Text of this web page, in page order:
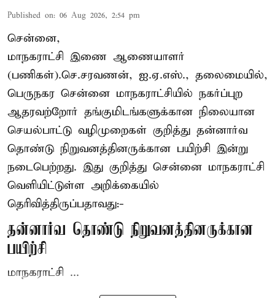
Published on: 06 Aug 2026, 2:54 pm
சென்னை,
மாநகராட்சி இணை ஆணையாளர்
(பணிகள்).செ.சரவணன், ஐ.ஏ.எஸ்., தலைமையில்,
பெருநகர சென்னை மாநகராட்சியில் நகர்ப்புற
ஆதரவற்றோர் தங்குமிடங்களுக்கான நிலையான
செயல்பாட்டு வழிமுறைகள் குறித்து தன்னார்வ
தொண்டு நிறுவனத்தினருக்கான பயிற்சி இன்று
நடைபெற்றது. இது குறித்து சென்னை மாநகராட்சி
வெளியிட்டுள்ள அறிக்கையில்
தெரிவித்திருப்பதாவது:-
தன்னார்வ தொண்டு நிறுவனத்தினருக்கான
பயிற்சி
மாநகராட்சி ...